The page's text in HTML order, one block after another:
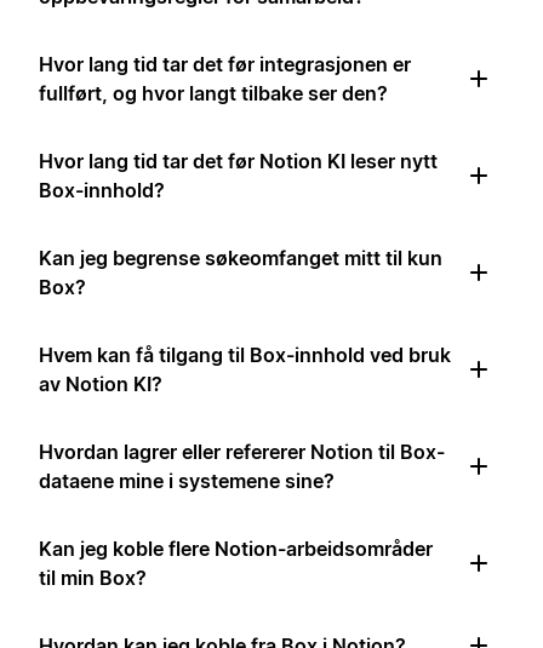
Hvor lang tid tar det før integrasjonen er
fullført, og hvor langt tilbake ser den?
Hvor lang tid tar det før Notion KI leser nytt
Box-innhold?
Kan jeg begrense søkeomfanget mitt til kun
Box?
Hvem kan få tilgang til Box-innhold ved bruk
av Notion KI?
Hvordan lagrer eller refererer Notion til Box-
dataene mine i systemene sine?
Kan jeg koble flere Notion-arbeidsområder
til min Box?